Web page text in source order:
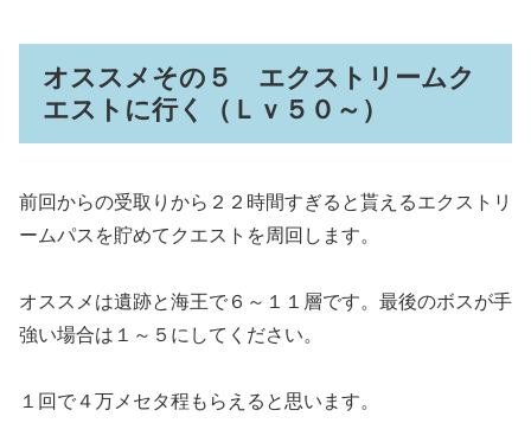
オススメその５ エクストリームク
エストに行く（Ｌｖ５０～）
前回からの受取りから２２時間すぎると貰えるエクストリ
ームパスを貯めてクエストを周回します。
オススメは遺跡と海王で６～１１層です。最後のボスが手
強い場合は１～５にしてください。
１回で４万メセタ程もらえると思います。